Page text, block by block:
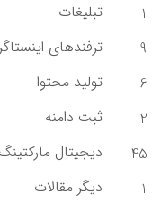
1
تبلیغات
9
ترفندهای
6
تولید محتوا
2
ثبت دامنه
45
دیجیتال مارکتینگ
1
دیگر مقالات